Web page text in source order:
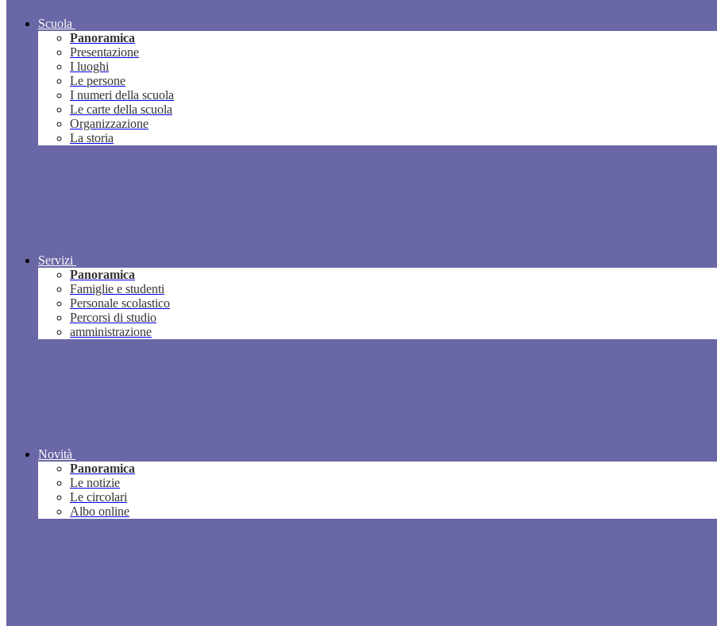
Scuola
Panoramica
Presentazione
I luoghi
Le persone
I numeri della scuola
Le carte della scuola
Organizzazione
La storia
Servizi
Panoramica
Famiglie e studenti
Personale scolastico
Percorsi di studio
amministrazione
Novità
Panoramica
Le notizie
Le circolari
Albo online